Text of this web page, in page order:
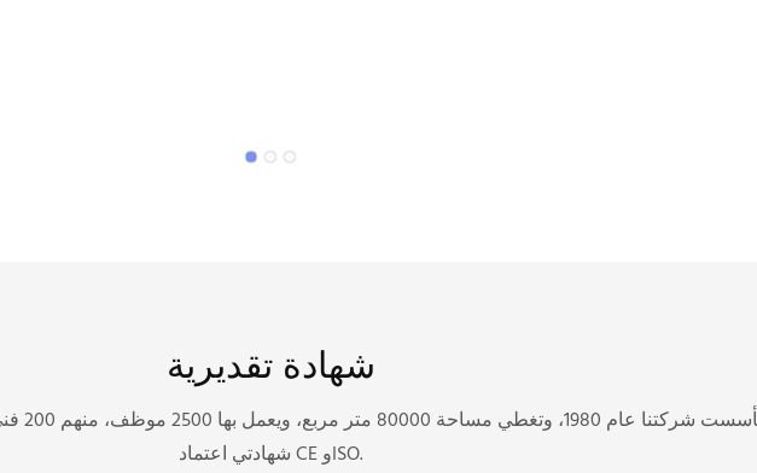
شهادة تقديرية
تأسست
شهادتي اعتماد CE وISO.